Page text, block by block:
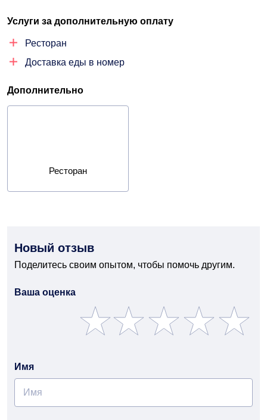
Услуги за дополнительную оплату
Ресторан
Доставка еды в номер
Дополнительно
Ресторан
Новый отзыв
Поделитесь своим опытом, чтобы помочь другим.
Ваша оценка
Имя